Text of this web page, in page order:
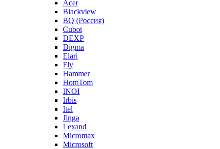
Acer
Blackview
BQ (Россия)
Cubot
DEXP
Digma
Elari
Fly
Hammer
HomTom
INOI
Irbis
Itel
Jinga
Lexand
Micromax
Microsoft